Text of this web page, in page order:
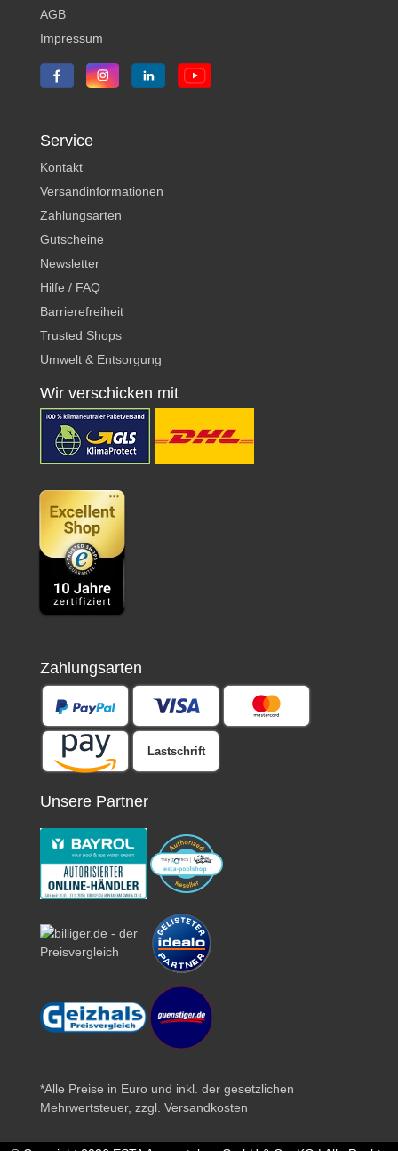
AGB
Impressum
Service
Kontakt
Versandinformationen
Zahlungsarten
Gutscheine
Newsletter
Hilfe / FAQ
Barrierefreiheit
Trusted Shops
Umwelt & Entsorgung
Wir verschicken mit
Zahlungsarten
Lastschrift
Unsere Partner
*Alle Preise in Euro und inkl. der gesetzlichen
Mehrwertsteuer, zzgl. Versandkosten